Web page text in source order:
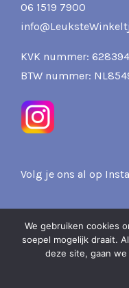
06 1519 7900
KVK nummer:
BTW nummer:
Volg je ons al op
We gebruiken cookies
soepel mogelijk draait.
deze site, gaan